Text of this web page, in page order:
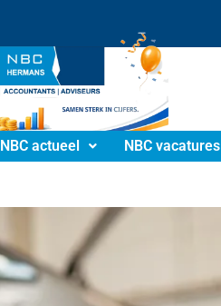
NBC actueel NBC vacatures